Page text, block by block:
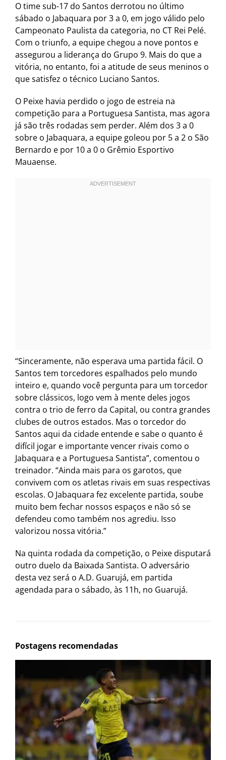
O time sub-17 do Santos derrotou no último
sábado o Jabaquara por 3 a 0, em jogo válido pelo
Campeonato Paulista da categoria, no CT Rei Pelé.
Com o triunfo, a equipe chegou a nove pontos e
assegurou a liderança do Grupo 9. Mais do que a
vitória, no entanto, foi a atitude de seus meninos o
que satisfez o técnico Luciano Santos.
O Peixe havia perdido o jogo de estreia na
competição para a Portuguesa Santista, mas agora
já são três rodadas sem perder. Além dos 3 a 0
sobre o Jabaquara, a equipe goleou por 5 a 2 o São
Bernardo e por 10 a 0 o Grêmio Esportivo
Mauaense.
“Sinceramente, não esperava uma partida fácil. O
Santos tem torcedores espalhados pelo mundo
inteiro e, quando você pergunta para um torcedor
sobre clássicos, logo vem à mente deles jogos
contra o trio de ferro da Capital, ou contra grandes
clubes de outros estados. Mas o torcedor do
Santos aqui da cidade entende e sabe o quanto é
difícil jogar e importante vencer rivais como o
Jabaquara e a Portuguesa Santista”, comentou o
treinador. “Ainda mais para os garotos, que
convivem com os atletas rivais em suas respectivas
escolas. O Jabaquara fez excelente partida, soube
muito bem fechar nossos espaços e não só se
defendeu como também nos agrediu. Isso
valorizou nossa vitória.”
Na quinta rodada da competição, o Peixe disputará
outro duelo da Baixada Santista. O adversário
desta vez será o A.D. Guarujá, em partida
agendada para o sábado, às 11h, no Guarujá.
Postagens recomendadas